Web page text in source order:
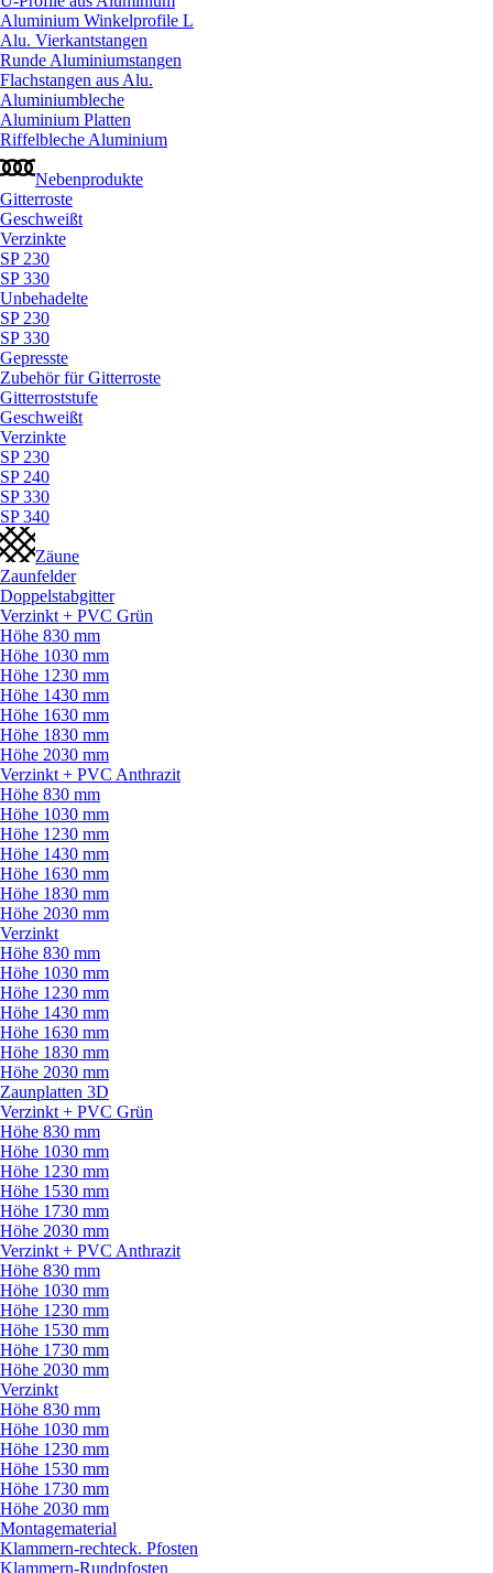
Aluminium Winkelprofile L
Alu. Vierkantstangen
Runde Aluminiumstangen
Flachstangen aus Alu.
Aluminiumbleche
Aluminium Platten
Riffelbleche Aluminium
Nebenprodukte
Gitterroste
Geschweißt
Verzinkte
SP 230
SP 330
Unbehadelte
SP 230
SP 330
Gepresste
Zubehör für Gitterroste
Gitterroststufe
Geschweißt
Verzinkte
SP 230
SP 240
SP 330
SP 340
Zäune
Zaunfelder
Doppelstabgitter
Verzinkt + PVC Grün
Höhe 830 mm
Höhe 1030 mm
Höhe 1230 mm
Höhe 1430 mm
Höhe 1630 mm
Höhe 1830 mm
Höhe 2030 mm
Verzinkt + PVC Anthrazit
Höhe 830 mm
Höhe 1030 mm
Höhe 1230 mm
Höhe 1430 mm
Höhe 1630 mm
Höhe 1830 mm
Höhe 2030 mm
Verzinkt
Höhe 830 mm
Höhe 1030 mm
Höhe 1230 mm
Höhe 1430 mm
Höhe 1630 mm
Höhe 1830 mm
Höhe 2030 mm
Zaunplatten 3D
Verzinkt + PVC Grün
Höhe 830 mm
Höhe 1030 mm
Höhe 1230 mm
Höhe 1530 mm
Höhe 1730 mm
Höhe 2030 mm
Verzinkt + PVC Anthrazit
Höhe 830 mm
Höhe 1030 mm
Höhe 1230 mm
Höhe 1530 mm
Höhe 1730 mm
Höhe 2030 mm
Verzinkt
Höhe 830 mm
Höhe 1030 mm
Höhe 1230 mm
Höhe 1530 mm
Höhe 1730 mm
Höhe 2030 mm
Montagematerial
Klammern-rechteck. Pfosten
Klammern-Rundpfosten